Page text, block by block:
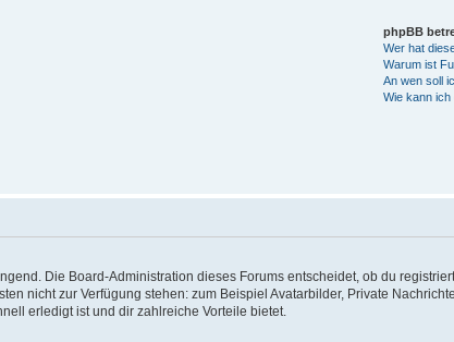
phpBB
Wer hat
Warum ist
An wen soll
Wie kann
Die Board-Administration dieses Forums entscheidet, ob du
nicht zur Verfügung stehen: zum Beispiel Avatarbilder, Private
erledigt ist und dir zahlreiche Vorteile bietet.